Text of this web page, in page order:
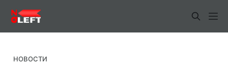
НОВОСТИ